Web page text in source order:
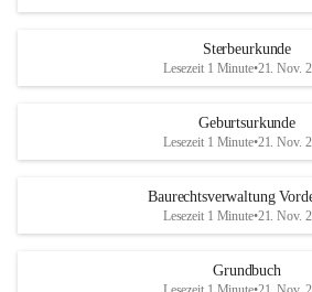
Sterbeurkunde
Lesezeit 1 Minute•21. Nov.
Geburtsurkunde
Lesezeit 1 Minute•21. Nov.
Baurechtsverwaltung
Lesezeit 1 Minute•21. Nov.
Grundbuch